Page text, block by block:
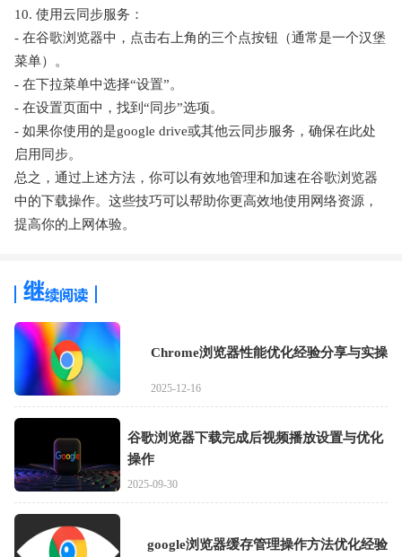
10. 使用云同步服务：
- 在谷歌浏览器中，点击右上角的三个点按钮（通常是一个汉堡
菜单）。
- 在下拉菜单中选择“设置”。
- 在设置页面中，找到“同步”选项。
- 如果你使用的是google drive或其他云同步服务，确保在此处
启用同步。
总之，通过上述方法，你可以有效地管理和加速在谷歌浏览器
中的下载操作。这些技巧可以帮助你更高效地使用网络资源，
提高你的上网体验。
Chrome浏览器性能优化经验分享与实操
2025-12-16
谷歌浏览器下载完成后视频播放设置与优化
操作
2025-09-30
google浏览器缓存管理操作方法优化经验